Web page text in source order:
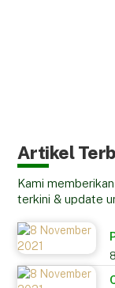
Artikel
Kami
terkini & update